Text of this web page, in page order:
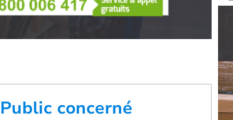
Public concerné